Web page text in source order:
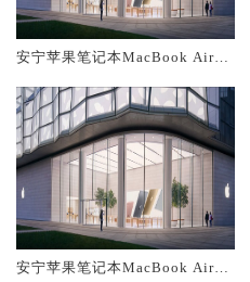
安宁苹果笔记本MacBook Air换
安宁苹果笔记本MacBook Air换